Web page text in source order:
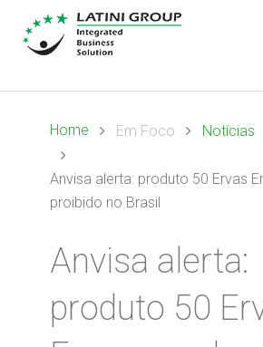
Home Em Foco Notícias
Anvisa alerta: produto 50 Ervas
proibido no Brasil
Anvisa alerta:
produto 50